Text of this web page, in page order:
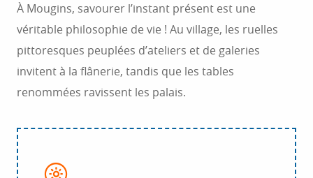
À Mougins, savourer l’instant présent est une
véritable philosophie de vie ! Au village, les ruelles
pittoresques peuplées d’ateliers et de galeries
invitent à la flânerie, tandis que les tables
renommées ravissent les palais.